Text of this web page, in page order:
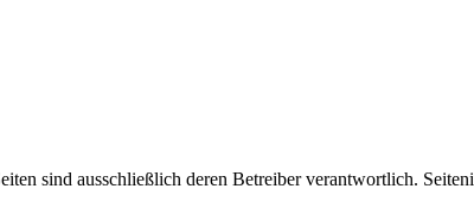
sind ausschließlich deren Betreiber verantwortlich.